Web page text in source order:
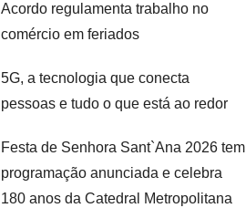
Acordo regulamenta trabalho no
comércio em feriados
5G, a tecnologia que conecta
pessoas e tudo o que está ao redor
Festa de Senhora Sant`Ana 2026 tem
programação anunciada e celebra
180 anos da Catedral Metropolitana